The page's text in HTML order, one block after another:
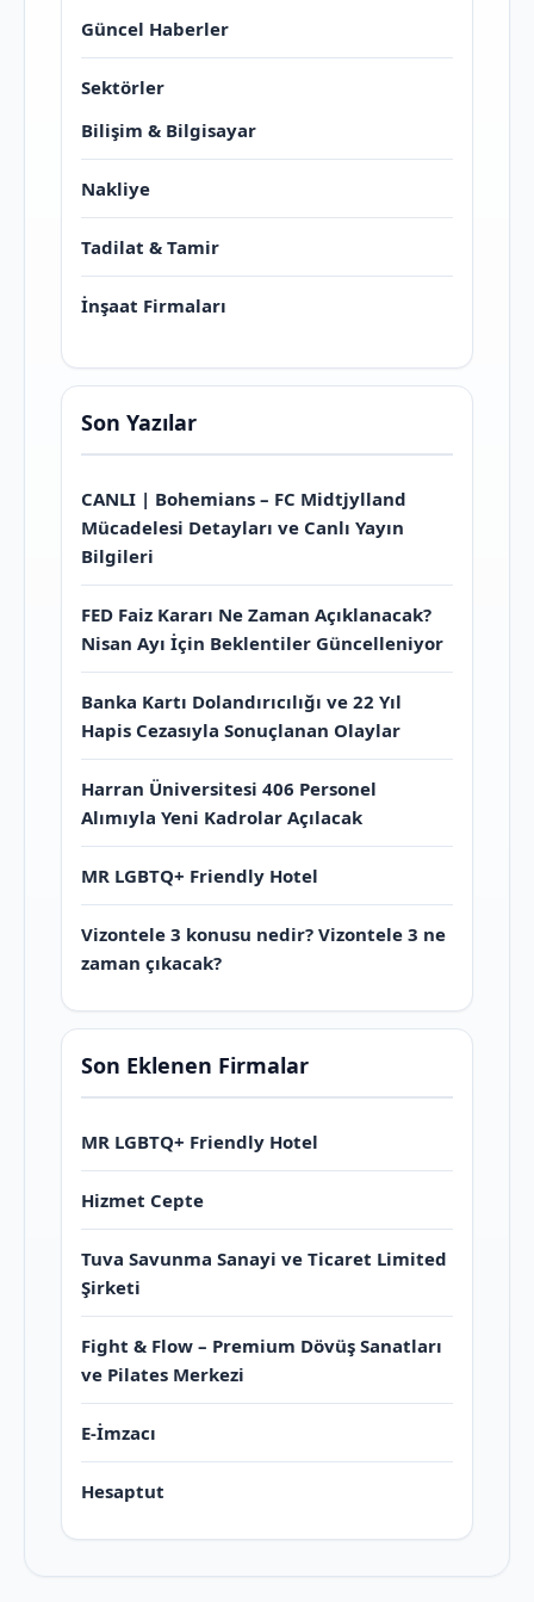
Güncel Haberler
Sektörler
Bilişim & Bilgisayar
Nakliye
Tadilat & Tamir
İnşaat Firmaları
Son Yazılar
CANLI | Bohemians – FC Midtjylland
Mücadelesi Detayları ve Canlı Yayın
Bilgileri
FED Faiz Kararı Ne Zaman Açıklanacak?
Nisan Ayı İçin Beklentiler Güncelleniyor
Banka Kartı Dolandırıcılığı ve 22 Yıl
Hapis Cezasıyla Sonuçlanan Olaylar
Harran Üniversitesi 406 Personel
Alımıyla Yeni Kadrolar Açılacak
MR LGBTQ+ Friendly Hotel
Vizontele 3 konusu nedir? Vizontele 3 ne
zaman çıkacak?
Son Eklenen Firmalar
MR LGBTQ+ Friendly Hotel
Hizmet Cepte
Tuva Savunma Sanayi ve Ticaret Limited
Şirketi
Fight & Flow – Premium Dövüş Sanatları
ve Pilates Merkezi
E-İmzacı
Hesaptut